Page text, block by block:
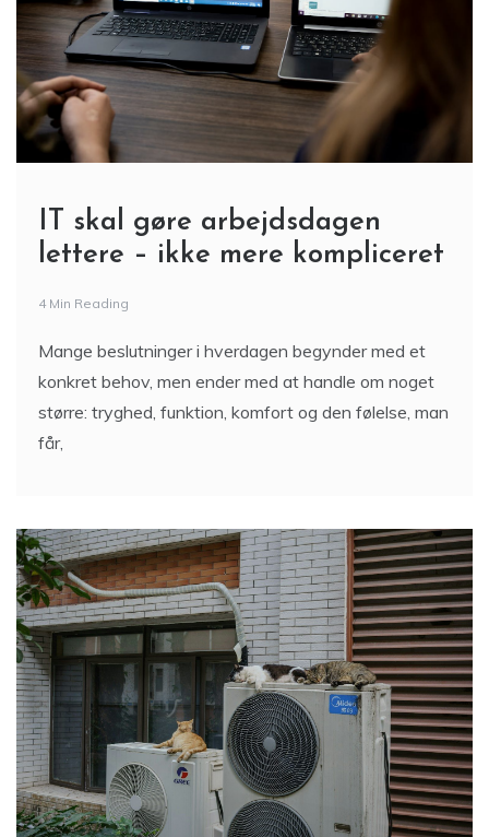
IT skal gøre arbejdsdagen
lettere – ikke mere kompliceret
4 Min Reading
Mange beslutninger i hverdagen begynder med et
konkret behov, men ender med at handle om noget
større: tryghed, funktion, komfort og den følelse, man
får,